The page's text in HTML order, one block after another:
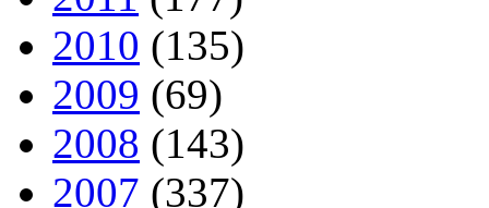
2010 (135)
2009 (69)
2008 (143)
2007 (337)